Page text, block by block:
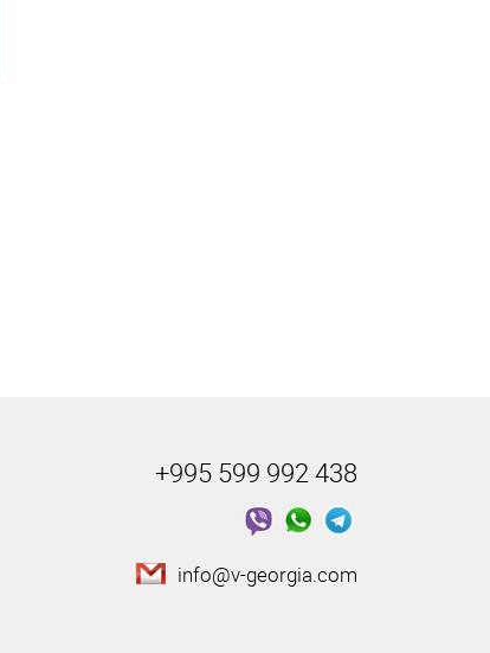
+995 599 992 438
info@v-georgia.com